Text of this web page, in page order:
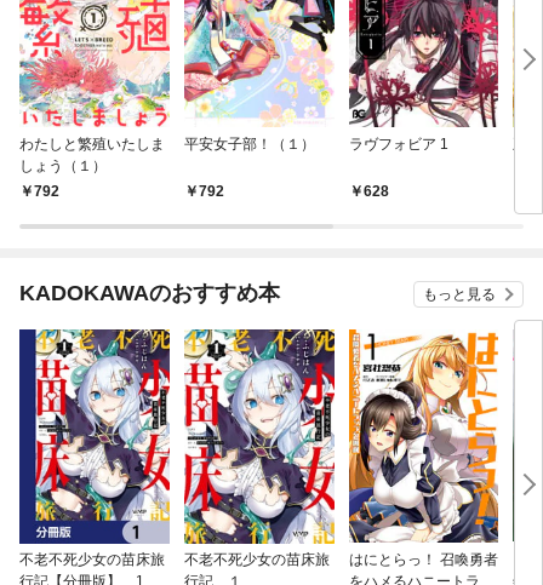
わたしと繁殖いたしま
しょう（１）
792
平安女子部！（１）
792
ラヴフォビア 1
628
KADOKAWAのおすすめ本 もっと見る
不老不死少女の苗床旅
不老不死少女の苗床旅
はにとらっ！ 召喚勇者